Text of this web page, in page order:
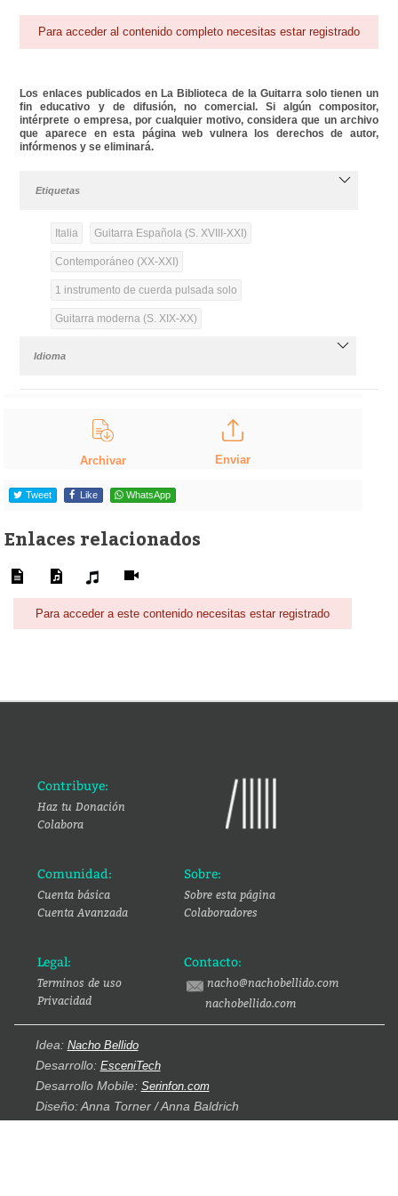
Para acceder al contenido completo necesitas estar registrado
Los enlaces publicados en La Biblioteca de la Guitarra solo tienen un
fin educativo y de difusión, no comercial. Si algún compositor,
intérprete o empresa, por cualquier motivo, considera que un archivo
que aparece en esta página web vulnera los derechos de autor,
infórmenos y se eliminará.
Etiquetas
Italia Guitarra Española (S. XVIII-XXI)
Contemporáneo (XX-XXI)
1 instrumento de cuerda pulsada solo
Guitarra moderna (S. XIX-XX)
Idioma
Archivar Enviar
Tweet Like WhatsApp
Enlaces relacionados
Para acceder a este contenido necesitas estar registrado
Contribuye:
Haz tu Donación
Colabora
Comunidad:
Cuenta básica
Cuenta Avanzada
Sobre:
Sobre esta página
Colaboradores
Legal:
Terminos de uso
Privacidad
Contacto:
nacho@nachobellido.com
nachobellido.com
Idea: Nacho Bellido
Desarrollo: EsceniTech
Desarrollo Mobile: Serinfon.com
Diseño: Anna Torner / Anna Baldrich